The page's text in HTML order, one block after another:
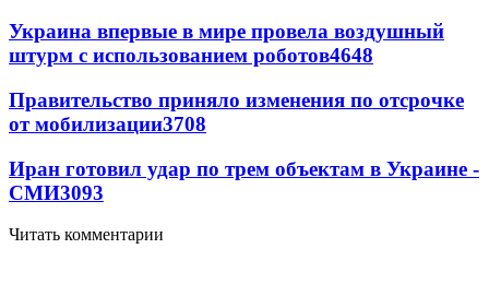
Украина впервые в мире провела воздушный
штурм с использованием роботов4648
Правительство приняло изменения по отсрочке
от мобилизации3708
Иран готовил удар по трем объектам в Украине -
СМИ3093
Читать комментарии